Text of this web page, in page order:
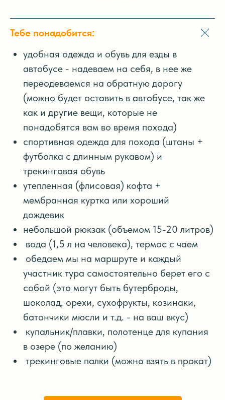
Тебе понадобится:
удобная одежда и обувь для езды в
автобусе - надеваем на себя, в нее же
переодеваемся на обратную дорогу
(можно будет оставить в автобусе, так же
как и другие вещи, которые не
понадобятся вам во время похода)
спортивная одежда для похода (штаны +
футболка с длинным рукавом) и
трекинговая обувь
утепленная (флисовая) кофта +
мембранная куртка или хороший
дождевик
небольшой рюкзак (объемом 15-20 литров)
вода (1,5 л на человека), термос с чаем
обедаем мы на маршруте и каждый
участник тура самостоятельно берет его с
собой (это могут быть бутерброды,
шоколад, орехи, сухофрукты, козинаки,
батончики мюсли и т.д. - на ваш вкус)
купальник/плавки, полотенце для купания
в озере (по желанию)
трекинговые палки (можно взять в прокат)